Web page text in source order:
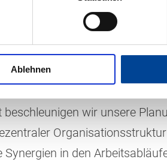
Ablehnen
in Baden-
für künftige
Nach der Implementierung
gesteuert werden.
wir unsere
in den